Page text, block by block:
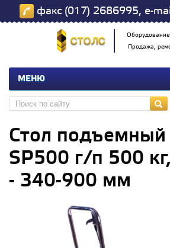
факс (017) 2686995, e-
Продажа,
МЕНЮ
Стол подъемный
SP500 г/п 500
- 340-900 мм